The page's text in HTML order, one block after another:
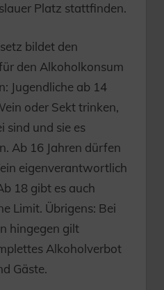
Platz stattfinden.
bildet den
den Alkoholkonsum
Jugendliche ab 14
oder Sekt trinken,
sind und sie es
Ab 16 Jahren dürfen
eigenverantwortlich
18 gibt es auch
Limit. Übrigens: Bei
hingegen gilt
Alkoholverbot
Gäste.